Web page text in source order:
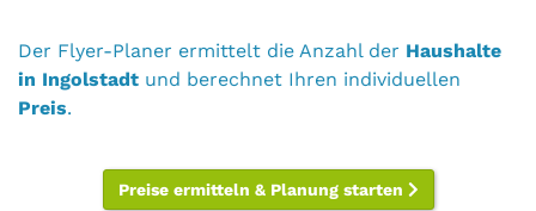
Der Flyer-Planer ermittelt die Anzahl der Haushalte
in Ingolstadt und berechnet Ihren individuellen
Preis.
Preise ermitteln & Planung starten